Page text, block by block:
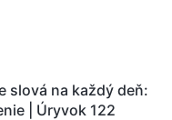
slová na každý deň:
| Úryvok 122